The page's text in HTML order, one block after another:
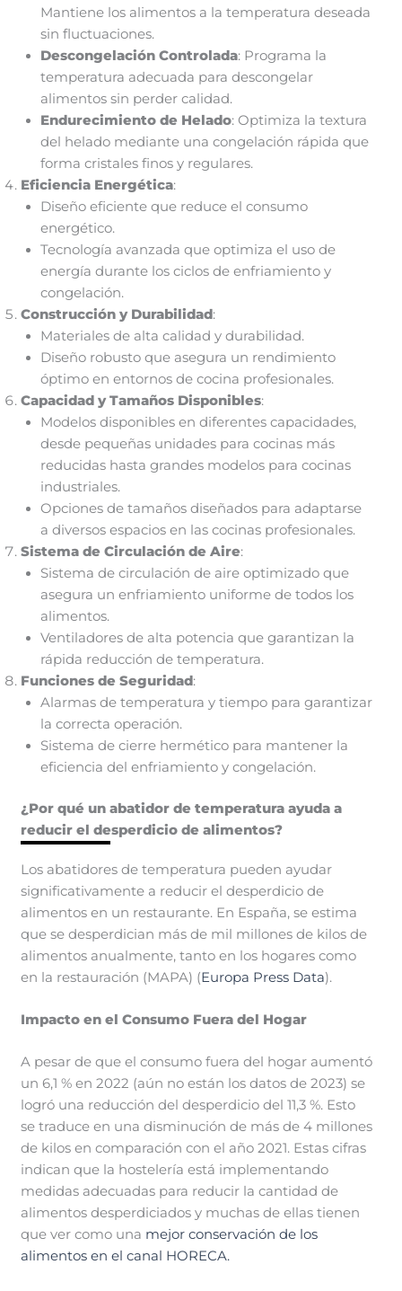
Mantiene los alimentos a la temperatura deseada
sin fluctuaciones.
Descongelación Controlada: Programa la
temperatura adecuada para descongelar
alimentos sin perder calidad.
Endurecimiento de Helado: Optimiza la textura
del helado mediante una congelación rápida que
forma cristales finos y regulares.
Eficiencia Energética:
Diseño eficiente que reduce el consumo
energético.
Tecnología avanzada que optimiza el uso de
energía durante los ciclos de enfriamiento y
congelación.
Construcción y Durabilidad:
Materiales de alta calidad y durabilidad.
Diseño robusto que asegura un rendimiento
óptimo en entornos de cocina profesionales.
Capacidad y Tamaños Disponibles:
Modelos disponibles en diferentes capacidades,
desde pequeñas unidades para cocinas más
reducidas hasta grandes modelos para cocinas
industriales.
Opciones de tamaños diseñados para adaptarse
a diversos espacios en las cocinas profesionales.
Sistema de Circulación de Aire:
Sistema de circulación de aire optimizado que
asegura un enfriamiento uniforme de todos los
alimentos.
Ventiladores de alta potencia que garantizan la
rápida reducción de temperatura.
Funciones de Seguridad:
Alarmas de temperatura y tiempo para garantizar
la correcta operación.
Sistema de cierre hermético para mantener la
eficiencia del enfriamiento y congelación.
¿Por qué un abatidor de temperatura ayuda a
reducir el desperdicio de alimentos?
Los abatidores de temperatura pueden ayudar
significativamente a reducir el desperdicio de
alimentos en un restaurante. En España, se estima
que se desperdician más de mil millones de kilos de
alimentos anualmente, tanto en los hogares como
en la restauración​ (MAPA)​​ (Europa Press Data)​.
Impacto en el Consumo Fuera del Hogar
A pesar de que el consumo fuera del hogar aumentó
un 6,1 % en 2022 (aún no están los datos de 2023) se
logró una reducción del desperdicio del 11,3 %. Esto
se traduce en una disminución de más de 4 millones
de kilos en comparación con el año 2021. Estas cifras
indican que la hostelería está implementando
medidas adecuadas para reducir la cantidad de
alimentos desperdiciados y muchas de ellas tienen
que ver como una mejor conservación de los
alimentos en el canal HORECA.